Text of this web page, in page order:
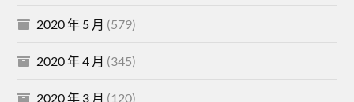
2020 年 5 月 (579)
2020 年 4 月 (345)
2020 年 3 月 (120)